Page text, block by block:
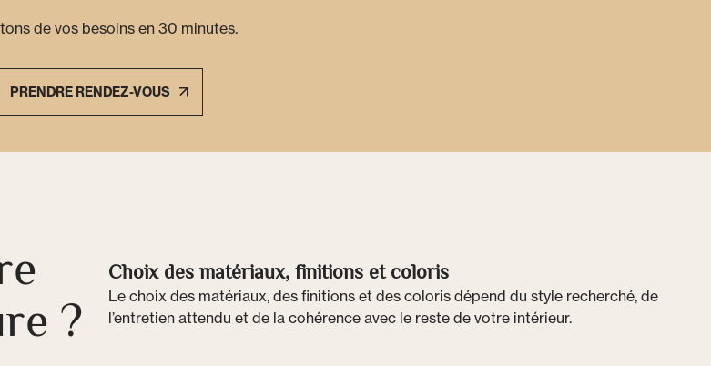
de vos besoins en 30 minutes.
PRENDRE RENDEZ-VOUS
?
Choix des matériaux, finitions et coloris
Le choix des matériaux, des finitions et des coloris dépend du style recherché, de
l’entretien attendu et de la cohérence avec le reste de votre intérieur.